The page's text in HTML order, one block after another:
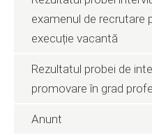
examenul de recrutare
execuție vacantă
Rezultatul probei de
promovare în grad
Anunt